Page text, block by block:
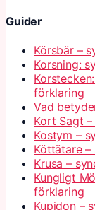
Guider
Körsbär –
Korsning:
förklaring
Vad
Kort Sagt
Kostym –
Köttätare
Krusa –
Kungligt
förklaring
Kupidon –